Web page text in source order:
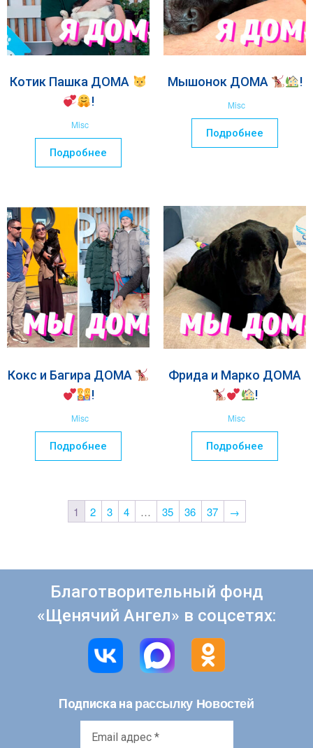
Котик Пашка ДОМА
!
Misc
Подробнее
Мышонок ДОМА !
Misc
Подробнее
Кокс и Багира ДОМА
!
Misc
Подробнее
Фрида и Марко ДОМА
!
Misc
Подробнее
1 2 3 4 … 35 36 37 →
Благотворительный фонд
«Щенячий Ангел» в соцсетях:
Подписка на рассылку Новостей